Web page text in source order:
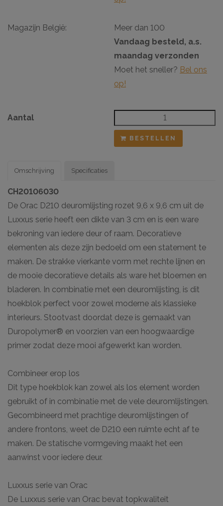
Magazijn België:
Meer dan 100
Vandaag besteld, a.s.
maandag verzonden
Moet het sneller? Bel ons
op!
Aantal
BESTELLEN
Omschrijving
CH20106030
De Orac D210 deuromlijsting rozet 9,6 x 9,6 cm uit de
Luxxus serie heeft een dikte van 3 cm en is een ware
bekroning van iedere deur of raam. Decoratieve
elementen als deze zijn bedoeld om een statement te
maken. De strakke vierkante vorm met rechte lijnen en
de mooie decoratieve details als ware het bloemen en
bladeren. In combinatie met een deuromlijsting, is dit
hoekblok perfect voor zowel moderne als klassieke
interieurs. Stootvast doordat deze is gemaakt van
Duropolymer® en voorzien van een hoogwaardige
primer zodat deze mooi afgewerkt kan worden.
Combineer erop los
Dit type hoekblok kan zowel als los element worden
gebruikt of in combinatie met de vele deuromlijstingen.
Gecombineerd met prachtige deuromlijstingen of
andere frontons, weet de D210 een ruimte echt af te
maken. De statische vormgeving maakt het een
aanwinst voor iedere deur.
Luxxus serie van Orac
De Luxxus serie van Orac bevat topkwaliteit
Specificaties